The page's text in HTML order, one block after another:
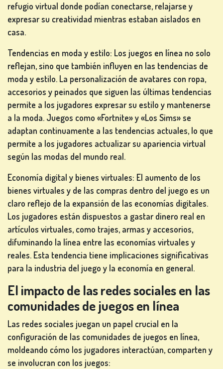
refugio virtual donde podían conectarse, relajarse y
expresar su creatividad mientras estaban aislados en
casa.
Tendencias en moda y estilo: Los juegos en línea no solo
reflejan, sino que también influyen en las tendencias de
moda y estilo. La personalización de avatares con ropa,
accesorios y peinados que siguen las últimas tendencias
permite a los jugadores expresar su estilo y mantenerse
a la moda. Juegos como «Fortnite» y «Los Sims» se
adaptan continuamente a las tendencias actuales, lo que
permite a los jugadores actualizar su apariencia virtual
según las modas del mundo real.
Economía digital y bienes virtuales: El aumento de los
bienes virtuales y de las compras dentro del juego es un
claro reflejo de la expansión de las economías digitales.
Los jugadores están dispuestos a gastar dinero real en
artículos virtuales, como trajes, armas y accesorios,
difuminando la línea entre las economías virtuales y
reales. Esta tendencia tiene implicaciones significativas
para la industria del juego y la economía en general.
El impacto de las redes sociales en las
comunidades de juegos en línea
Las redes sociales juegan un papel crucial en la
configuración de las comunidades de juegos en línea,
moldeando cómo los jugadores interactúan, comparten y
se involucran con los juegos: